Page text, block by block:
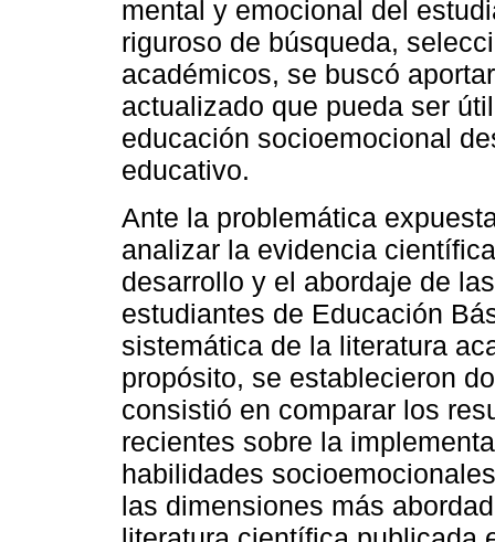
mental y emocional del
riguroso de búsqueda,
académicos, se buscó
actualizado que pueda ser
educación socioemocional
educativo.
Ante la problemática
analizar la evidencia
desarrollo y el abordaje de
estudiantes de Educación
sistemática de la literatura
propósito, se establecieron
consistió en comparar los
recientes sobre la
habilidades
las dimensiones más